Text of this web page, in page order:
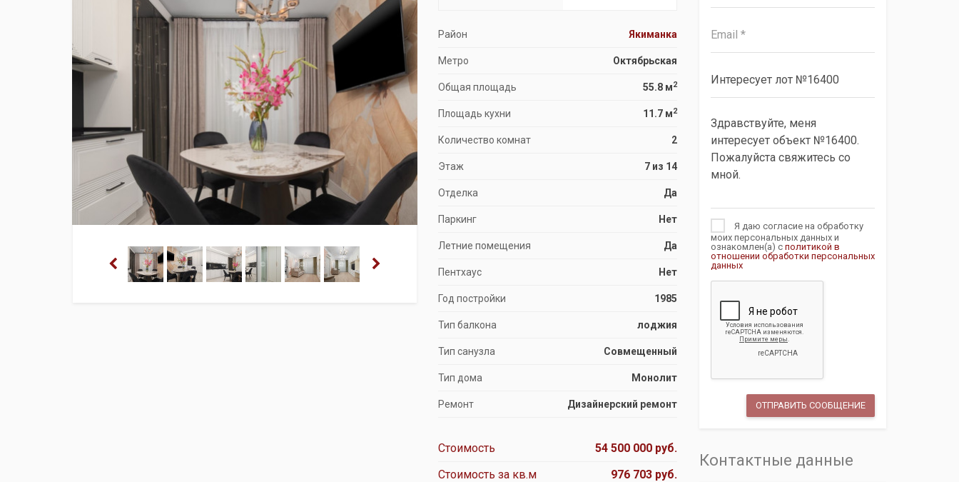
Продажа особняков
Помещения свободного назначения
Район Якиманка
Метро Октябрьская
Общая площадь 55.8 м2
Площадь кухни 11.7 м2
Количество комнат 2
Этаж 7 из 14
Отделка Да
Паркинг Нет
Летние помещения Да
Пентхаус Нет
Год постройки 1985
Тип балкона лоджия
Тип санузла Совмещенный
Тип дома Монолит
Ремонт Дизайнерский ремонт
Стоимость
54 500 000 руб.
Стоимость за кв.м
976 703 руб.
Я даю согласие на обработку
моих персональных данных и
ознакомлен(а) с политикой в
отношении обработки персональных
данных
Контактные данные